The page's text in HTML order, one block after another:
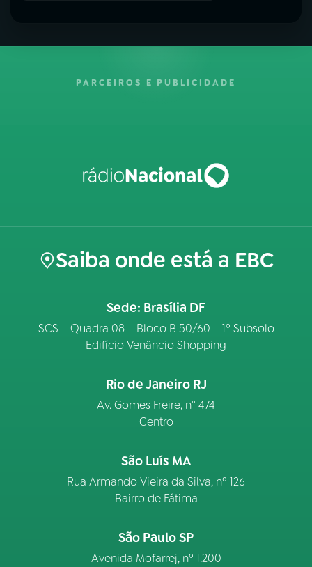
PARCEIROS E PUBLICIDADE
Saiba onde está a EBC
Sede: Brasília DF
SCS – Quadra 08 – Bloco B 50/60 – 1º Subsolo
Edifício Venâncio Shopping
Rio de Janeiro RJ
Av. Gomes Freire, n° 474
Centro
São Luís MA
Rua Armando Vieira da Silva, nº 126
Bairro de Fátima
São Paulo SP
Avenida Mofarrej, nº 1.200